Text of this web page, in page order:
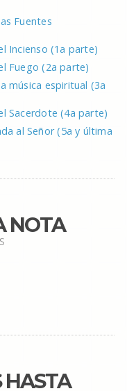
Fuentes
Incienso (1a parte)
Fuego (2a parte)
música espiritual (3a
Sacerdote (4a parte)
al Señor (5a y última
NOTA
HASTA